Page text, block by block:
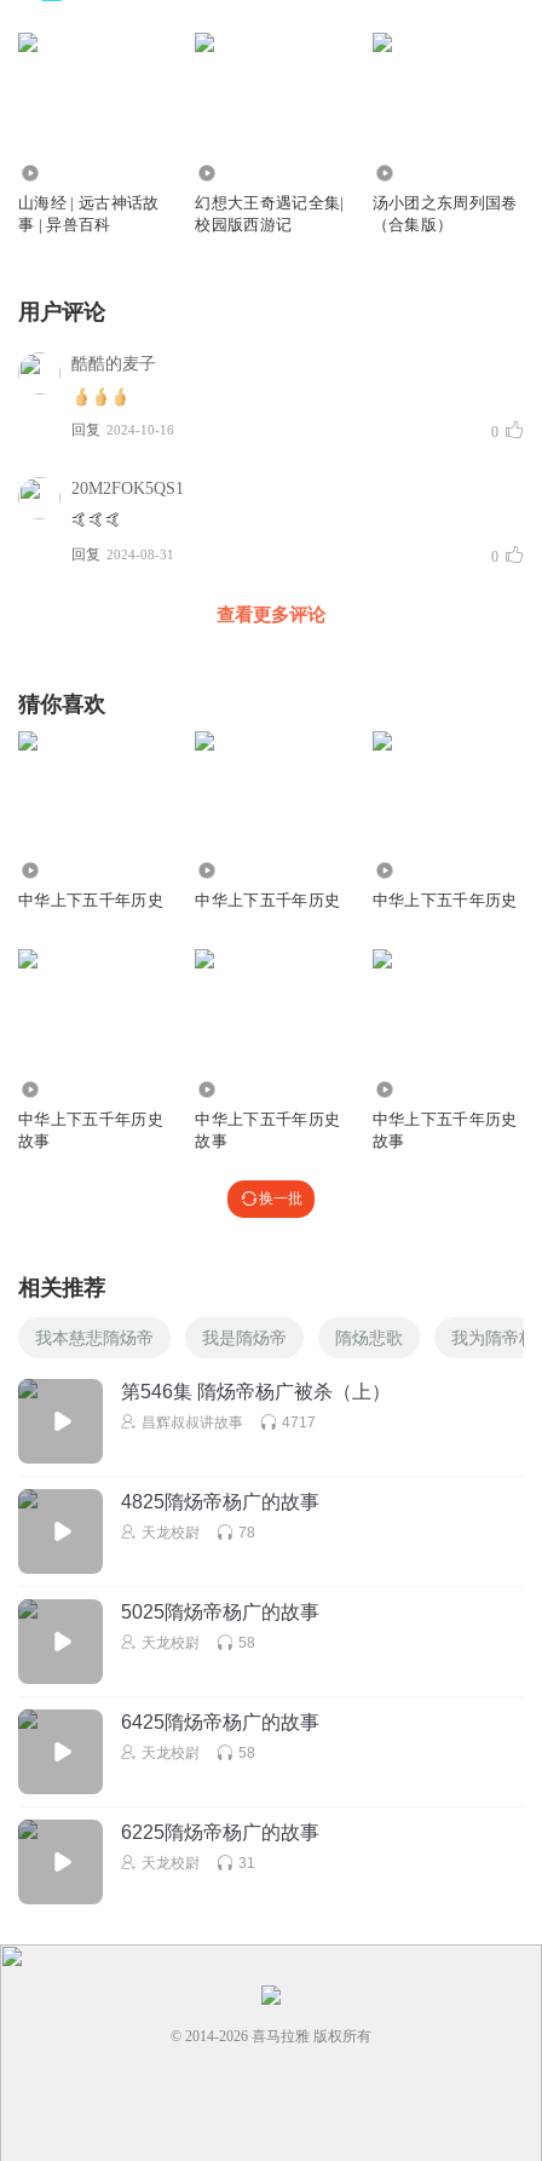
山海经 | 远古神话故
事 | 异兽百科
幻想大王奇遇记全集|
校园版西游记
汤小团之东周列国卷
（合集版）
用户评论
酷酷的麦子
回复 2024-10-16 0
20M2FOK5QS1
🤙🤙🤙
回复 2024-08-31 0
查看更多评论
猜你喜欢
中华上下五千年历史 中华上下五千年历史 中华上下五千年历史
中华上下五千年历史
故事
中华上下五千年历史
故事
中华上下五千年历史
故事
换一批
相关推荐
我本慈悲隋炀帝 我是隋炀帝 隋炀悲歌 我为隋帝杨
第546集 隋炀帝杨广被杀（上）
昌辉叔叔讲故事 4717
4825隋炀帝杨广的故事
天龙校尉 78
5025隋炀帝杨广的故事
天龙校尉 58
6425隋炀帝杨广的故事
天龙校尉 58
6225隋炀帝杨广的故事
天龙校尉 31
© 2014-2026 喜马拉雅 版权所有